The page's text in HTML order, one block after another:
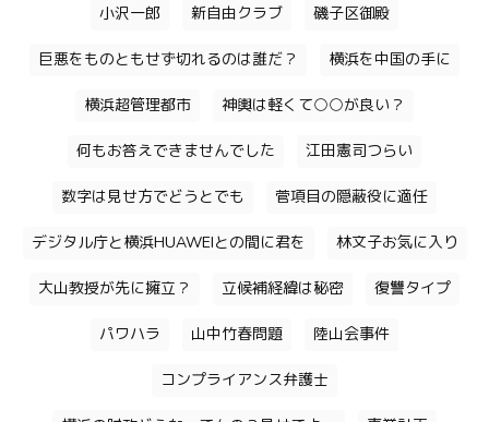
小沢一郎 新自由クラブ 磯子区御殿
巨悪をものともせず切れるのは誰だ？ 横浜を中国の手に
横浜超管理都市 神輿は軽くて○○が良い？
何もお答えできませんでした 江田憲司つらい
数字は見せ方でどうとでも 菅項目の隠蔽役に適任
デジタル庁と横浜HUAWEIとの間に君を 林文子お気に入り
大山教授が先に擁立？ 立候補経緯は秘密 復讐タイプ
パワハラ 山中竹春問題 陸山会事件
コンプライアンス弁護士